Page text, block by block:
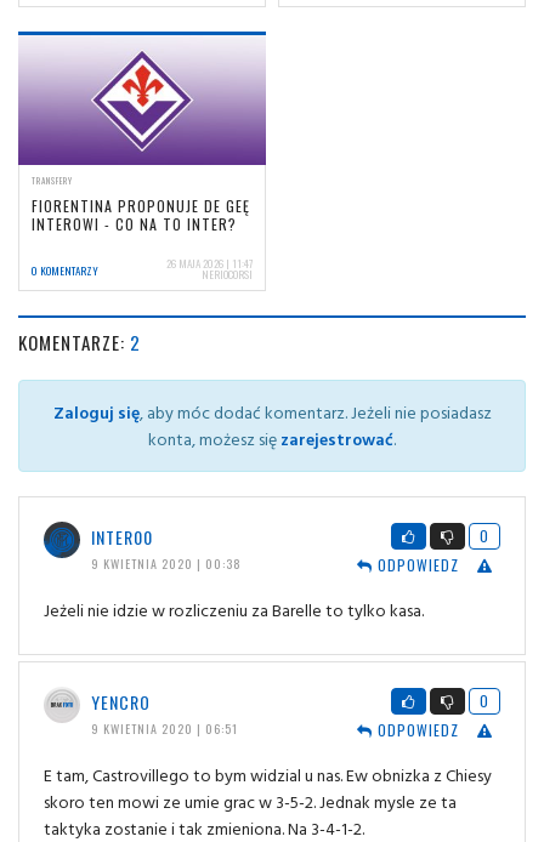
TRANSFERY
FIORENTINA PROPONUJE DE GEĘ
INTEROWI - CO NA TO INTER?
0 KOMENTARZY 26 MAJA 2026 | 11:47
NERIOCORSI
KOMENTARZE: 2
Zaloguj się, aby móc dodać komentarz. Jeżeli nie posiadasz
konta, możesz sięzarejestrować.
INTER00
9 KWIETNIA 2020 | 00:38
0
ODPOWIEDZ
Jeżeli nie idzie w rozliczeniu za Barelle to tylko kasa.
YENCRO
9 KWIETNIA 2020 | 06:51
0
ODPOWIEDZ
E tam, Castrovillego to bym widzial u nas. Ew obnizka z Chiesy
skoro ten mowi ze umie grac w 3-5-2. Jednak mysle ze ta
taktyka zostanie i tak zmieniona. Na 3-4-1-2.